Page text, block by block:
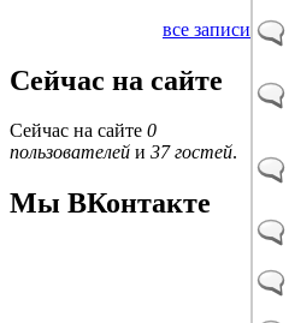
все записи
Сейчас на сайте
Сейчас на сайте 0
пользователей и 37 гостей.
Мы ВКонтакте